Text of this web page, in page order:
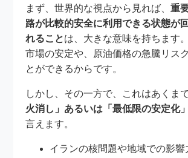
まず、世界的な視点から見れば、重
路が比較的安全に利用できる状態が
れることは、大きな意味を持ちます
市場の安定や、原油価格の急騰リス
とができるからです。
しかし、その一方で、これはあくま
火消し」あるいは「最低限の安定化」
言えます。
イランの核問題や地域での影響